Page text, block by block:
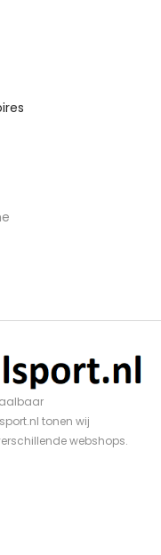
tonen wij
webshops.